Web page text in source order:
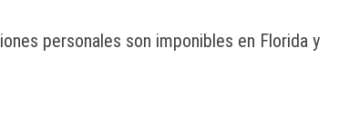
personales son imponibles en Florida y